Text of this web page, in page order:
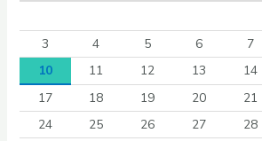
3
4 5 6 7
10
11 12 13 14
17
18 19 20 21
24
25 26 27 28